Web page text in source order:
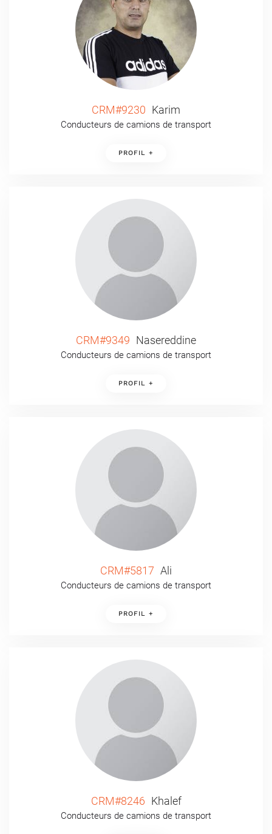
CRM#9230 Karim
Conducteurs de camions de transport
PROFIL +
CRM#9349 Nasereddine
Conducteurs de camions de transport
PROFIL +
CRM#5817 Ali
Conducteurs de camions de transport
PROFIL +
CRM#8246 Khalef
Conducteurs de camions de transport